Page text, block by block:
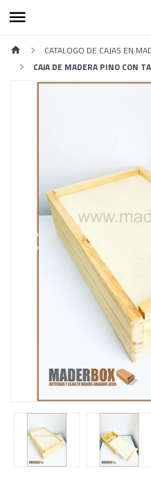
CATALOGO DE CAJAS EN
CAJA DE MADERA PINO CON
Previous